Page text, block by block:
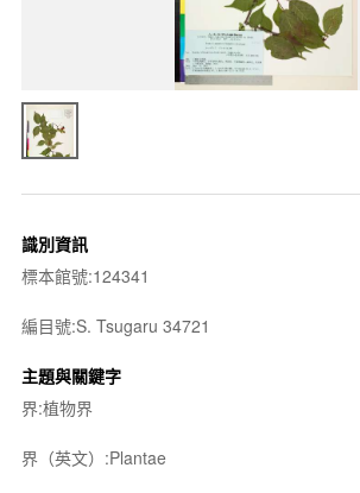
識別資訊
標本館號:124341
編目號:S. Tsugaru 34721
主題與關鍵字
界:植物界
界（英文）:Plantae